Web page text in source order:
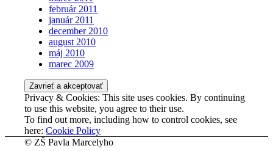
február 2011
január 2011
december 2010
august 2010
máj 2010
marec 2009
Privacy & Cookies: This site uses cookies. By continuing
to use this website, you agree to their use.
To find out more, including how to control cookies, see
here:Cookie Policy
© ZŠ Pavla Marcelyho